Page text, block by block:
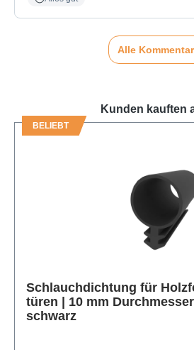
Alle
Kunden kauften
BELIEBT
Schlauchdichtung für
türen | 10 mm
schwarz